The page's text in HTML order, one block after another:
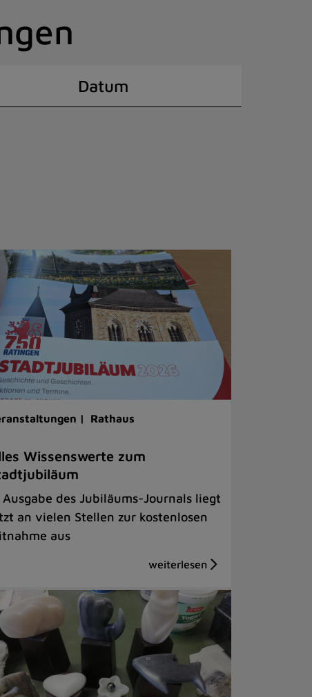
Datum
| Rathaus
Wissenswerte zum
Ausgabe des Jubiläums-Journals liegt
an vielen Stellen zur kostenlosen
aus